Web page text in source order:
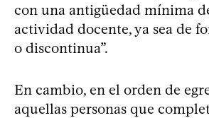
con una antigüedad mínima
actividad docente, ya sea de
o discontinua”.
En cambio, en el orden de
aquellas personas que